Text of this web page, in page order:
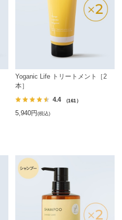
Yoganic Life トリートメント［2
本］
4.4 （161）
5,940円(税込)